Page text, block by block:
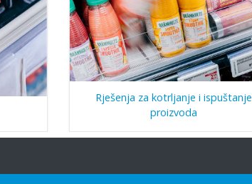
Rješenja za kotrljanje i ispuštanje
proizvoda